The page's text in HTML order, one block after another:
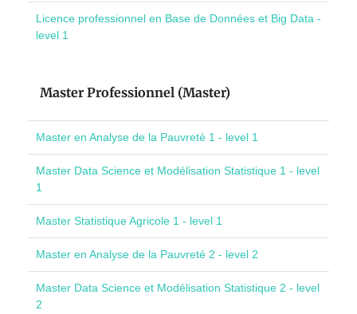
Licence professionnel en Base de Données et Big Data -
level 1
Master Professionnel (Master)
Master en Analyse de la Pauvreté 1 - level 1
Master Data Science et Modélisation Statistique 1 - level
1
Master Statistique Agricole 1 - level 1
Master en Analyse de la Pauvreté 2 - level 2
Master Data Science et Modélisation Statistique 2 - level
2